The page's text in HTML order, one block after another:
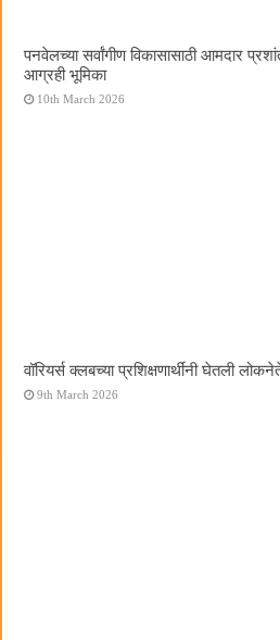
पनवेलच्या सर्वांगीण विकासासाठी आमदार
आग्रही भूमिका
10th March 2026
वॉरियर्स क्लबच्या प्रशिक्षणार्थींनी घेतली
9th March 2026